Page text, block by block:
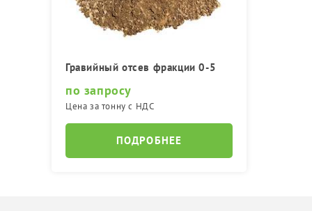
Гравийный отсев фракции 0-5
по запросу
Цена за тонну с НДС
ПОДРОБНЕЕ